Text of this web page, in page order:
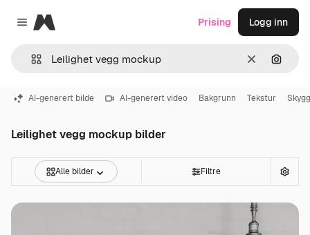
Close menu
Magnific
Slett Søk
Prising Logg inn
AI-generert bilde AI-generert video Bakgrunn Tekstur
Leilighet vegg mockup bilder
Alle bilder Filtre